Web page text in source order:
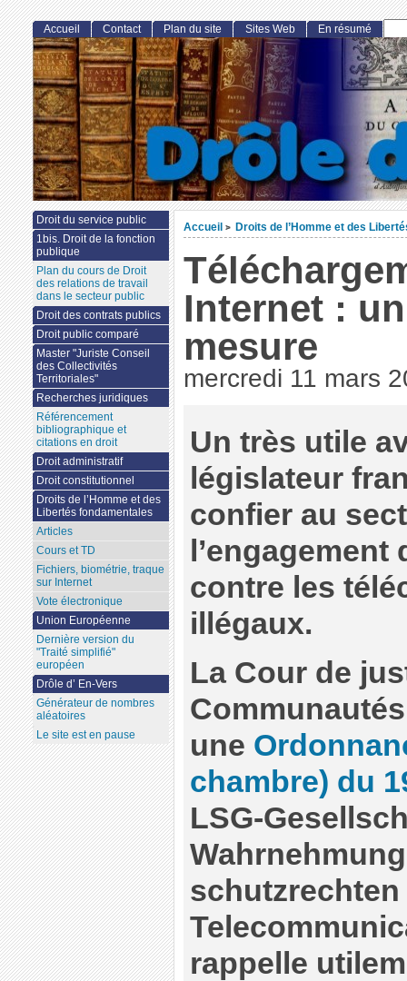
Accueil > Droits de l’Homme et des
Internet :
mesure
mercredi 11 mars
Un très utile
législateur
confier au
contre les
illégaux.
La Cour de
une
chambre) du
LSG-
schutzrechten
rappelle
Accueil Contact Plan du site Sites Web En résumé
Droit du service public
1bis. Droit de la fonction
publique
Plan du cours de Droit
des relations de travail
dans le secteur public
Droit des contrats publics
Droit public comparé
Master "Juriste Conseil
des Collectivités
Territoriales"
Recherches juridiques
Référencement
bibliographique et
citations en droit
Droit administratif
Droit constitutionnel
Droits de l’Homme et des
Libertés fondamentales
Articles
Cours et TD
Fichiers, biométrie, traque
sur Internet
Vote électronique
Union Européenne
Dernière version du
"Traité simplifié"
européen
Drôle d’ En-Vers
Générateur de nombres
aléatoires
Le site est en pause